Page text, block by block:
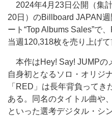
2024年4月23日公開（集
20日）のBillboard JAPAN
ート“Top Albums Sales”で
当週120,318枚を売り上げて
本作はHey! Say! JUMPの
自身初となるソロ・オリジ
「RED」は長年背負ってき
ある。同名のタイトル曲や
といった選考デジタル・シ